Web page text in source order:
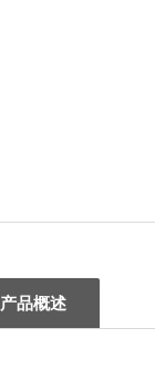
产品概述